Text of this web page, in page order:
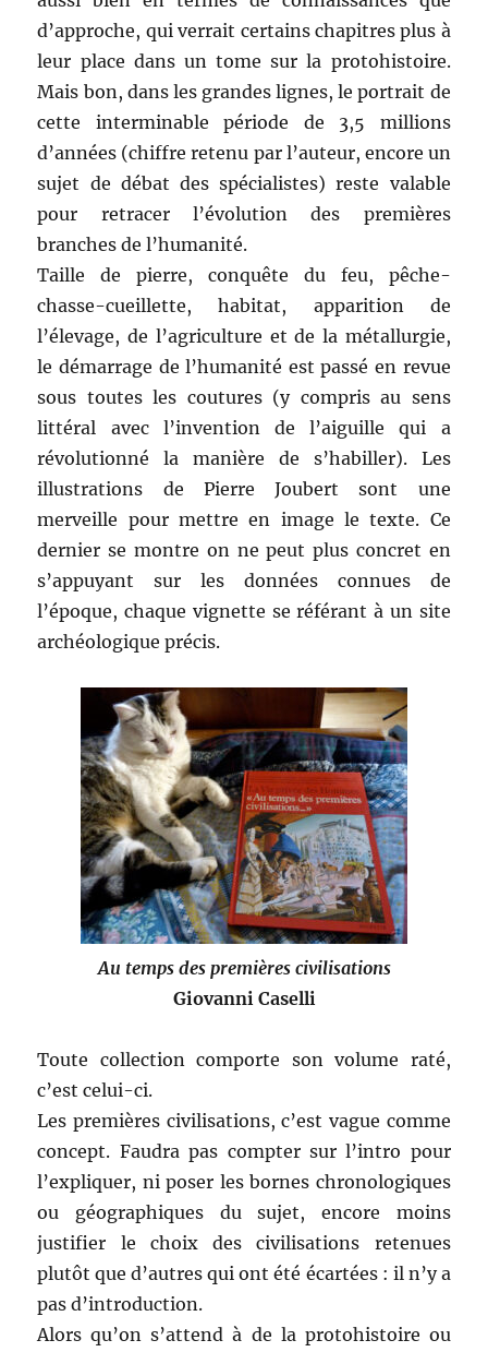
d’approche, qui verrait certains chapitres plus à
leur place dans un tome sur la protohistoire.
Mais bon, dans les grandes lignes, le portrait de
cette interminable période de 3,5 millions
d’années (chiffre retenu par l’auteur, encore un
sujet de débat des spécialistes) reste valable
pour retracer l’évolution des premières
branches de l’humanité.
Taille de pierre, conquête du feu, pêche-
chasse-cueillette, habitat, apparition de
l’élevage, de l’agriculture et de la métallurgie,
le démarrage de l’humanité est passé en revue
sous toutes les coutures (y compris au sens
littéral avec l’invention de l’aiguille qui a
révolutionné la manière de s’habiller). Les
illustrations de Pierre Joubert sont une
merveille pour mettre en image le texte. Ce
dernier se montre on ne peut plus concret en
s’appuyant sur les données connues de
l’époque, chaque vignette se référant à un site
archéologique précis.
Au temps des premières civilisations
Giovanni Caselli
Toute collection comporte son volume raté,
c’est celui-ci.
Les premières civilisations, c’est vague comme
concept. Faudra pas compter sur l’intro pour
l’expliquer, ni poser les bornes chronologiques
ou géographiques du sujet, encore moins
justifier le choix des civilisations retenues
plutôt que d’autres qui ont été écartées : il n’y a
pas d’introduction.
Alors qu’on s’attend à de la protohistoire ou